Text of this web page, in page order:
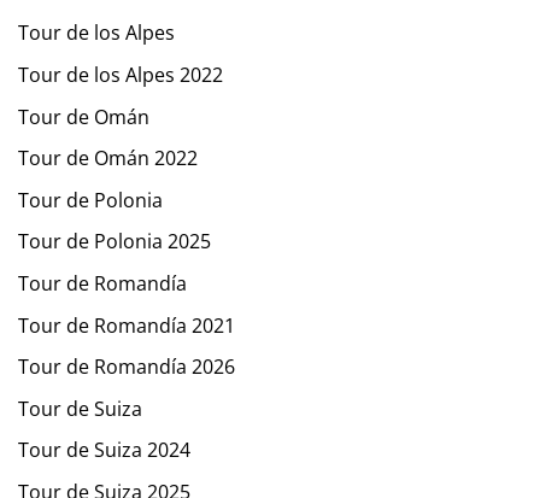
Tour de los Alpes
Tour de los Alpes 2022
Tour de Omán
Tour de Omán 2022
Tour de Polonia
Tour de Polonia 2025
Tour de Romandía
Tour de Romandía 2021
Tour de Romandía 2026
Tour de Suiza
Tour de Suiza 2024
Tour de Suiza 2025